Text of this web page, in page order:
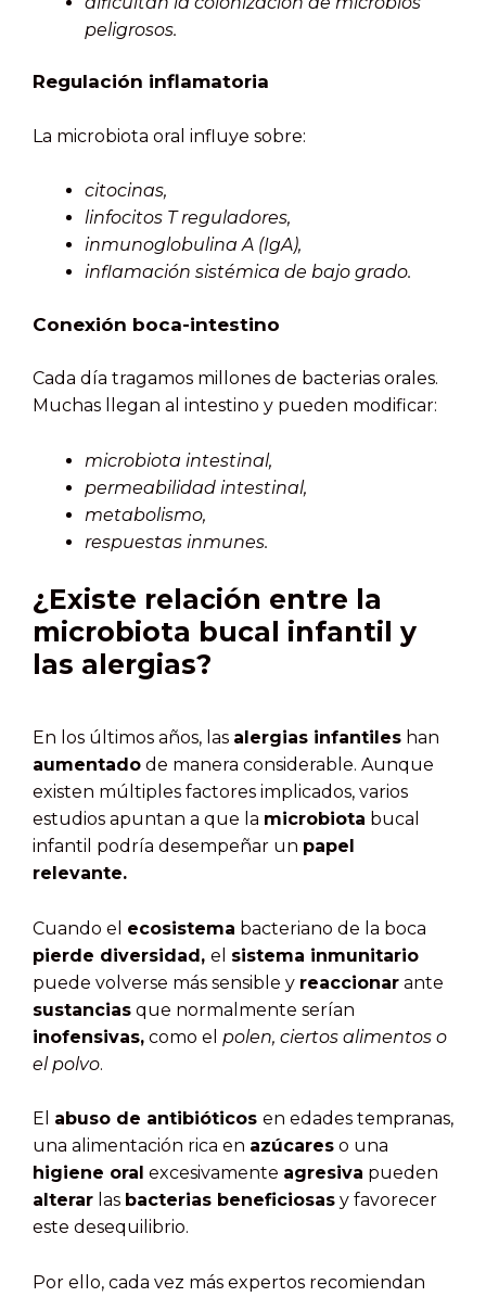
peligrosos.
Regulación inflamatoria
La microbiota oral influye sobre:
citocinas,
linfocitos T reguladores,
inmunoglobulina A (IgA),
inflamación sistémica de bajo grado.
Conexión boca-intestino
Cada día tragamos millones de bacterias orales.
Muchas llegan al intestino y pueden modificar:
microbiota intestinal,
permeabilidad intestinal,
metabolismo,
respuestas inmunes.
¿Existe relación entre la
microbiota bucal infantil y
las alergias?
En los últimos años, las alergias infantiles han
aumentado de manera considerable. Aunque
existen múltiples factores implicados, varios
estudios apuntan a que la microbiota bucal
infantil podría desempeñar un papel
relevante.
Cuando el ecosistema bacteriano de la boca
pierde diversidad, el sistema inmunitario
puede volverse más sensible y reaccionar ante
sustancias que normalmente serían
inofensivas, como el polen, ciertos alimentos o
el polvo.
El abuso de antibióticos en edades tempranas,
una alimentación rica en azúcares o una
higiene oral excesivamente agresiva pueden
alterar las bacterias beneficiosas y favorecer
este desequilibrio.
Por ello, cada vez más expertos recomiendan